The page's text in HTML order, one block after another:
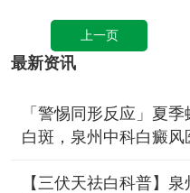
上一页
最新资讯
「警惕同形反应」夏
白斑，泉州中科白癜
【三伏天祛白科普】